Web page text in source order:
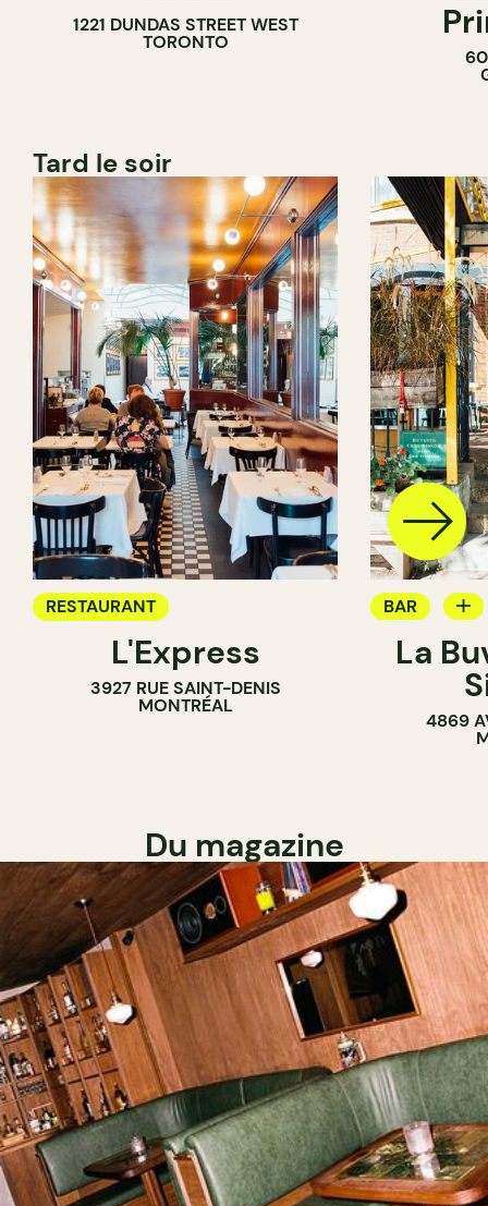
1221 DUNDAS STREET WEST
TORONTO
60
Tard le soir
RESTAURANT
L'Express
3927 RUE SAINT-DENIS
MONTRÉAL
BAR
BAR À VIN
La
4869
Du magazine